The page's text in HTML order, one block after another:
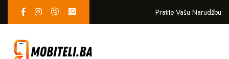
Pratite Vašu Narudžbu